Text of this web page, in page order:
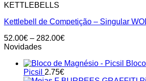
KETTLEBELLS
Kettlebell de Competição – Singular
52.00€ – 282.00€Price
through
Novidades
Picsil 2.75€